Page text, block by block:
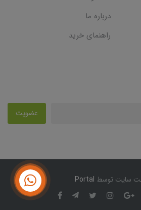
درباره ما
راهنمای خرید
عضویت
سایت توسط Portal